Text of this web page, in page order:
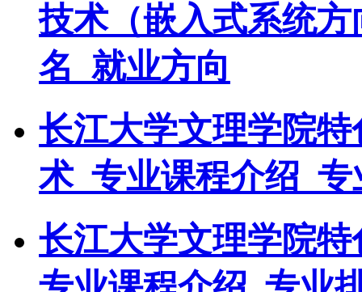
技术（嵌入式系统
名_就业方向
长江大学文理学院
术_专业课程介绍_
长江大学文理学院